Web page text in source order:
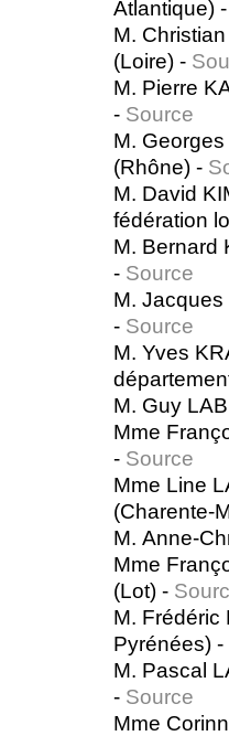
Atlantique)
M.
(Loire) -
M. Pierre
- Source
M.
(Rhône) -
M. David
fédération
M. Bernard
- Source
M.
- Source
M. Yves
M. Guy
Mme
- Source
Mme Line
(Charente-
M. Anne-
Mme
(Lot) -
M. Frédéric
Pyrénées) -
M. Pascal
- Source
Mme